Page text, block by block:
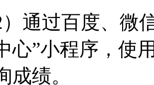
过百度、微信
心”小程序，使
成绩。